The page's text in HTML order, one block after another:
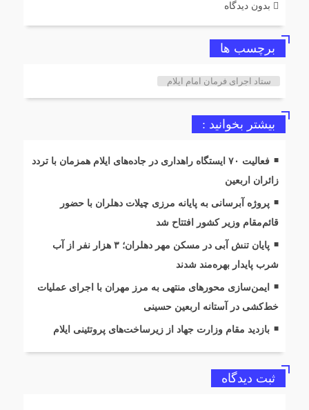
بدون دیدگاه
برچسب ها
ستاد اجرای فرمان امام ایلام
بیشتر بخوانید :
فعالیت ۷۰ ایستگاه راهداری در جاده‌های ایلام همزمان با تردد
زائران اربعین
پروژه آبرسانی به پایانه مرزی چیلات دهلران با حضور
قائم‌مقام وزیر کشور افتتاح شد
پایان تنش آبی در مسکن مهر دهلران؛ ۳ هزار نفر از آب
شرب پایدار بهره‌مند شدند
ایمن‌سازی محورهای منتهی به مرز مهران با اجرای عملیات
خط‌کشی در آستانه اربعین حسینی
بازدید مقام وزارت جهاد از زیرساخت‌های پروتئینی ایلام
ثبت دیدگاه